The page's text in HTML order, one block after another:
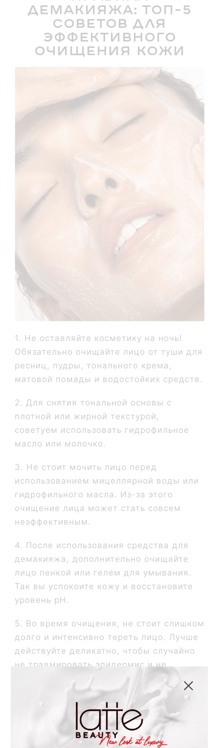
демакияжа: топ-5
советов для
эффективного
очищения кожи
1. Не оставляйте косметику на ночь!
Обязательно очищайте лицо от туши для
ресниц, пудры, тонального крема,
матовой помады и водостойких средств.
2. Для снятия тональной основы с
плотной или жирной текстурой,
советуем использовать гидрофильное
масло или молочко.
3. Не стоит мочить лицо перед
использованием мицеллярной воды или
гидрофильного масла. Из-за этого
очищение лица может стать совсем
неэффективным.
4. После использования средства для
демакияжа, дополнительно очищайте
лицо пенкой или гелем для умывания.
Так вы успокоите кожу и восстановите
уровень pH.
5. Во время очищения, не стоит слишком
долго и интенсивно тереть лицо. Лучше
действуйте деликатно, чтобы случайно
не травмировать эпидермис и не
нарушить защитный барьер кожи.